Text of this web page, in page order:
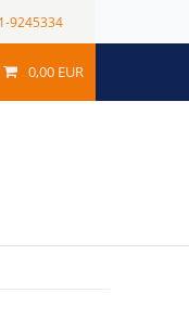
9245334
0,00 EUR